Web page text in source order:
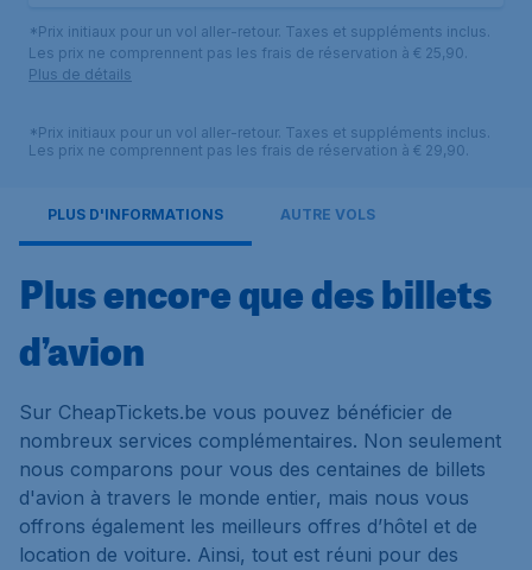
*Prix initiaux pour un vol aller-retour. Taxes et suppléments inclus.
Les prix ne comprennent pas les frais de réservation à € 25,90.
Plus de détails
*Prix initiaux pour un vol aller-retour. Taxes et suppléments inclus.
Les prix ne comprennent pas les frais de réservation à € 29,90.
PLUS D'INFORMATIONS AUTRE VOLS
Plus encore que des billets
d’avion
Sur CheapTickets.be vous pouvez bénéficier de
nombreux services complémentaires. Non seulement
nous comparons pour vous des centaines de billets
d'avion à travers le monde entier, mais nous vous
offrons également les meilleurs offres d’hôtel et de
location de voiture. Ainsi, tout est réuni pour des